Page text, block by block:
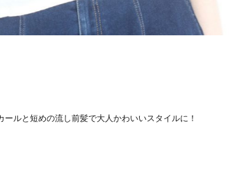
ルと短めの流し前髪で大人かわいいスタイルに！